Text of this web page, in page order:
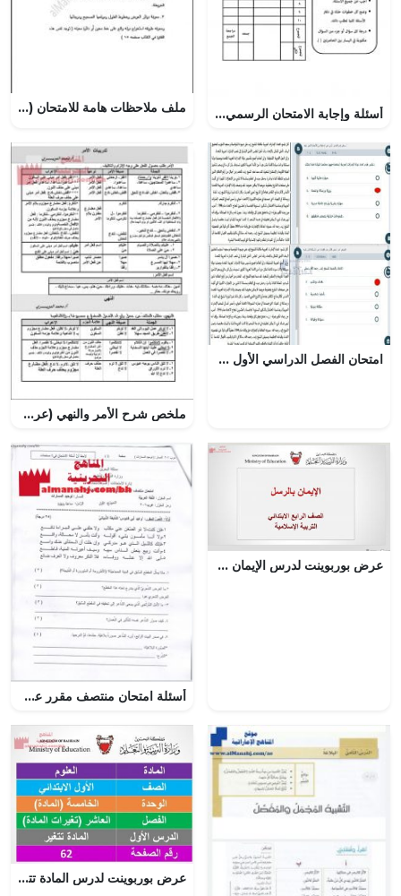
أسئلة وإجابة الامتحان الرسمي للفصل الدراسي الأول الدور الأول والثاني ~ (علوم) السادس ملف ملاحظات هامة للامتحان (اجتماعيات) الخامس
امتحان الفصل الدراسي الأول مع الحل, (اجتماعيات) العاشر العام
ملخص شرح الأمر والنهي (عرب 301) (لغة عربية) الثالث الثانوي
عرض بوربوينت لدرس الإيمان بالرسل
أسئلة امتحان منتصف مقرر عرب 201
عرض بوربوينت لدرس المادة تتغيير